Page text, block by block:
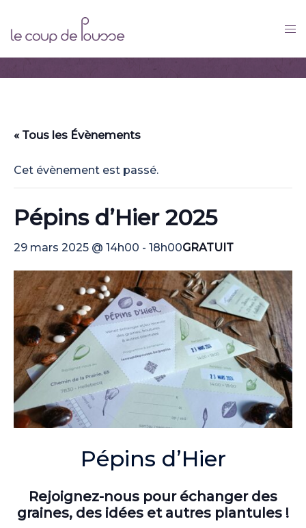
to
content
« Tous les Évènements
Cet évènement est passé.
Pépins d’Hier 2025
29 mars 2025 @ 14h00 - 18h00GRATUIT
Pépins d’Hier
Rejoignez-nous pour échanger des
graines, des idées et autres plantules !